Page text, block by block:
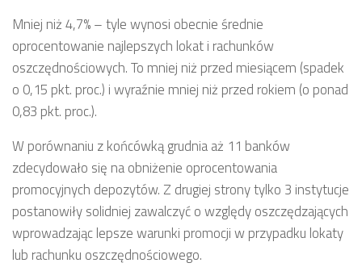
Mniej niż 4,7% – tyle wynosi obecnie średnie
oprocentowanie najlepszych lokat i rachunków
oszczędnościowych. To mniej niż przed miesiącem (spadek
o 0,15 pkt. proc.) i wyraźnie mniej niż przed rokiem (o ponad
0,83 pkt. proc.).
W porównaniu z końcówką grudnia aż 11 banków
zdecydowało się na obniżenie oprocentowania
promocyjnych depozytów. Z drugiej strony tylko 3 instytucje
postanowiły solidniej zawalczyć o względy oszczędzających
wprowadzając lepsze warunki promocji w przypadku lokaty
lub rachunku oszczędnościowego.